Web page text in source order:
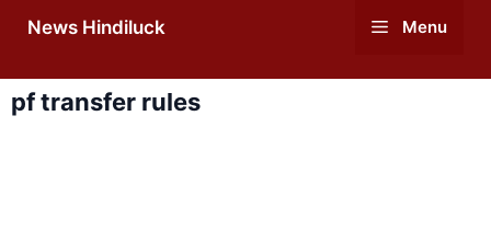
News Hindiluck Menu
pf transfer rules